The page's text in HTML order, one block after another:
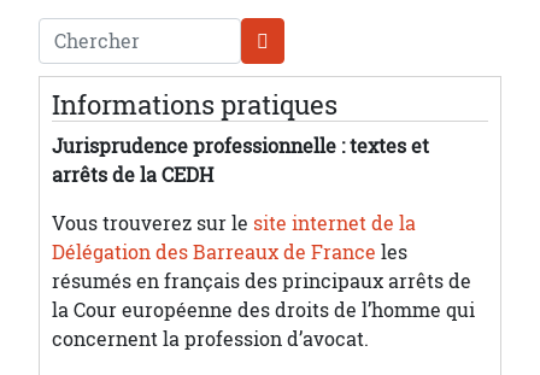
Chercher
Informations pratiques
Jurisprudence professionnelle : textes et
arrêts de la CEDH
Vous trouverez sur le site internet de la
Délégation des Barreaux de France les
résumés en français des principaux arrêts de
la Cour européenne des droits de l’homme qui
concernent la profession d’avocat.